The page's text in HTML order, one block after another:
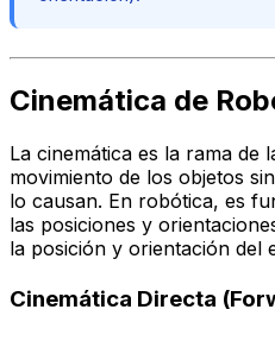
Cinemática de
La cinemática es la rama de
movimiento de los objetos
lo causan. En robótica, es
las posiciones y
la posición y orientación del
Cinemática Directa